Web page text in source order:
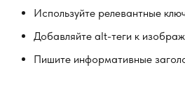
Используйте релевантные
Добавляйте alt-теги к
Пишите информативные